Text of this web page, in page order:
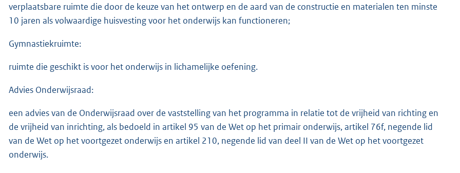
verplaatsbare ruimte die door de keuze van het ontwerp en de aard van de constructie en materialen ten minste
10 jaren als volwaardige huisvesting voor het onderwijs kan functioneren;
Gymnastiekruimte:
ruimte die geschikt is voor het onderwijs in lichamelijke oefening.
Advies Onderwijsraad:
een advies van de Onderwijsraad over de vaststelling van het programma in relatie tot de vrijheid van richting en
de vrijheid van inrichting, als bedoeld in artikel 95 van de Wet op het primair onderwijs, artikel 76f, negende lid
van de Wet op het voortgezet onderwijs en artikel 210, negende lid van deel II van de Wet op het voortgezet
onderwijs.